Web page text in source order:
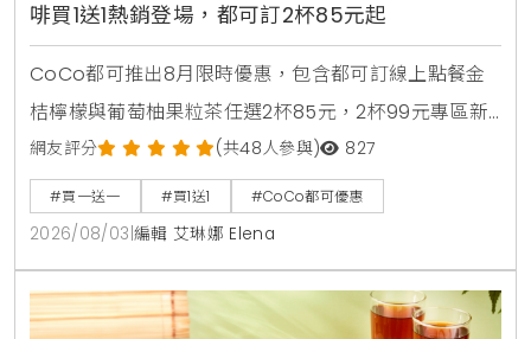
啡買1送1熱銷登場，都可訂2杯85元起
CoCo都可推出8月限時優惠，包含都可訂線上點餐金
桔檸檬與葡萄柚果粒茶任選2杯85元，2杯99元專區新
上架粉角檸檬冬瓜，每週一二指定咖啡買1送1，8月5日
週三好友日更祭出百香雙響炮買1送1優惠。
網友評分 (共48人參與) 827
#買一送一 #買1送1 #CoCo都可優惠
2026/08/03 編輯 艾琳娜 Elena